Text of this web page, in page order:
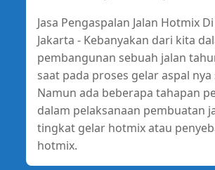
Jasa Pengaspalan Jalan Hotmix
Jakarta - Kebanyakan dari kita
pembangunan sebuah jalan
saat pada proses gelar aspal nya
Namun ada beberapa tahapan
dalam pelaksanaan pembuatan
tingkat gelar hotmix atau
hotmix.